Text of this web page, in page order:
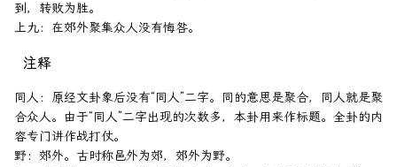
到，转败为胜。
注释
同人：原经文卦象后没有“同人”二字。同的意思是聚合，同人就是聚
合众人。由于“同人”二字出现的次数多，本卦用来作标题。全卦的内
容专门讲作战打仗。
野：郊外。古时称邑外为郊，郊外为野。